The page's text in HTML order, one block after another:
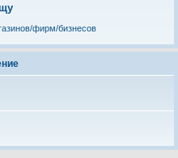
фирм/бизнесов